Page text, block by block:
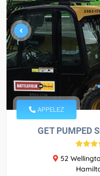
APPELEZ
GET PUMPED
52